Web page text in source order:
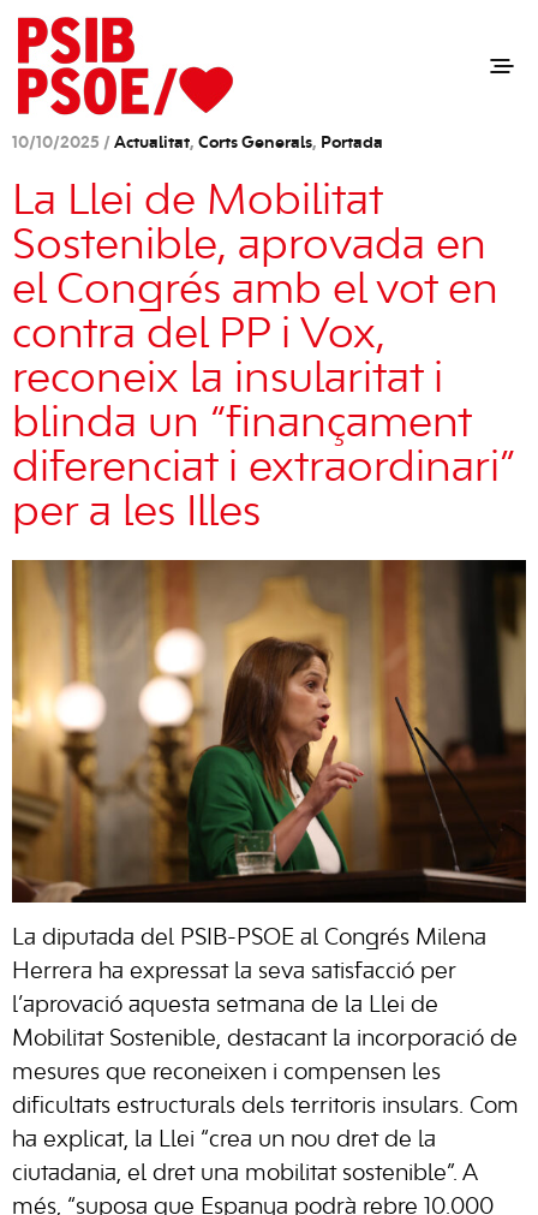
10/10/2025 / Actualitat, Corts Generals, Portada
La Llei de Mobilitat
Sostenible, aprovada en
el Congrés amb el vot en
contra del PP i Vox,
reconeix la insularitat i
blinda un “finançament
diferenciat i extraordinari”
per a les Illes
La diputada del PSIB-PSOE al Congrés Milena
Herrera ha expressat la seva satisfacció per
l’aprovació aquesta setmana de la Llei de
Mobilitat Sostenible, destacant la incorporació de
mesures que reconeixen i compensen les
dificultats estructurals dels territoris insulars. Com
ha explicat, la Llei “crea un nou dret de la
ciutadania, el dret una mobilitat sostenible”. A
més, “suposa que Espanya podrà rebre 10.000